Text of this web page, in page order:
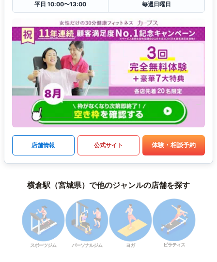
平日 10:00〜13:00
毎週日曜日
店舗情報 公式サイト 体験・相談予約
横倉駅（宮城県）で他のジャンルの店舗を探す
スポーツジム パーソナルジム ヨガ ピラティス